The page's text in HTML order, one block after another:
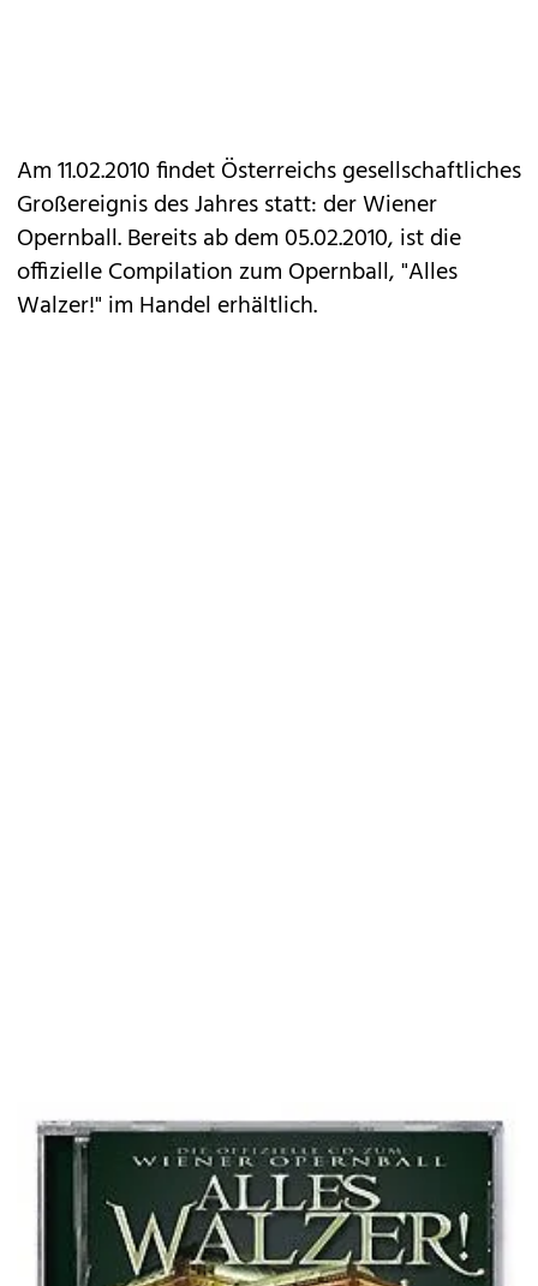
Am 11.02.2010 findet Österreichs gesellschaftliches
Großereignis des Jahres statt: der Wiener
Opernball. Bereits ab dem 05.02.2010, ist die
offizielle Compilation zum Opernball, "Alles
Walzer!" im Handel erhältlich.